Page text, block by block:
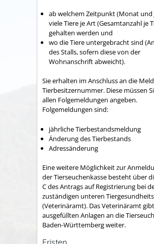
ab welchem Zeitpunkt (Monat und
viele Tiere je Art (Gesamtanzahl je
gehalten werden und
wo die Tiere untergebracht sind
des Stalls, sofern diese von der
Wohnanschrift abweicht).
Sie erhalten im Anschluss an die
Tierbesitzernummer. Diese müssen
allen Folgemeldungen angeben.
Folgemeldungen sind:
jährliche Tierbestandsmeldung
Änderung des Tierbestands
Adressänderung
Eine weitere Möglichkeit zur
der Tierseuchenkasse besteht über
C des Antrags auf Registrierung bei
zuständigen unteren
(Veterinäramt). Das Veterinäramt
ausgefüllten Anlagen an die
Baden-Württemberg weiter.
Fristen